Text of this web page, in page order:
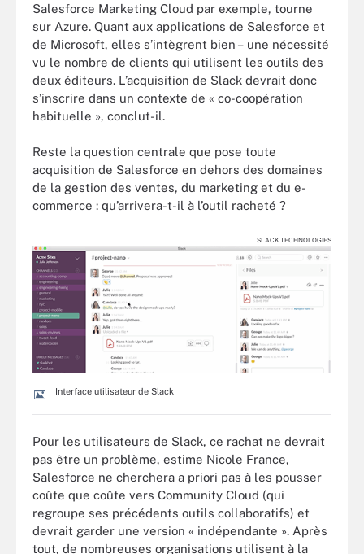
Salesforce Marketing Cloud par exemple, tourne
sur Azure. Quant aux applications de Salesforce et
de Microsoft, elles s’intègrent bien – une nécessité
vu le nombre de clients qui utilisent les outils des
deux éditeurs. L’acquisition de Slack devrait donc
s’inscrire dans un contexte de « co-coopération
habituelle », conclut-il.
Reste la question centrale que pose toute
acquisition de Salesforce en dehors des domaines
de la gestion des ventes, du marketing et du e-
commerce : qu’arrivera-t-il à l’outil racheté ?
SLACK TECHNOLOGIES
Interface utilisateur de Slack
Pour les utilisateurs de Slack, ce rachat ne devrait
pas être un problème, estime Nicole France,
Salesforce ne cherchera a priori pas à les pousser
coûte que coûte vers Community Cloud (qui
regroupe ses précédents outils collaboratifs) et
devrait garder une version « indépendante ». Après
tout, de nombreuses organisations utilisent à la